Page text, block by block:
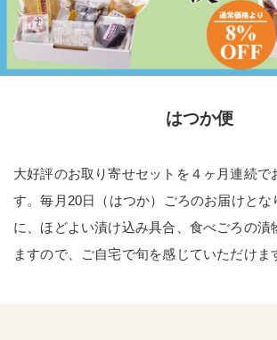
はつか便
大好評のお取り寄せセットを４ヶ月連続で
す。毎月20日（はつか）ごろのお届けとな
に、ほどよい漬け込み具合、食べごろの漬
ますので、ご自宅で旬を感じていただけま